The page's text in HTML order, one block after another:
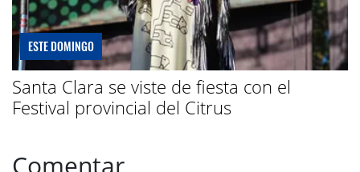
ESTE DOMINGO
Santa Clara se viste de fiesta con el
Festival provincial del Citrus
Comentar